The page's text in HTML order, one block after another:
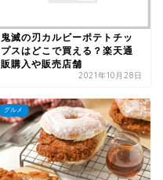
鬼滅の刃カルビーポテトチッ
プスはどこで買える？楽天通
販購入や販売店舗
2021年10月28日
グルメ